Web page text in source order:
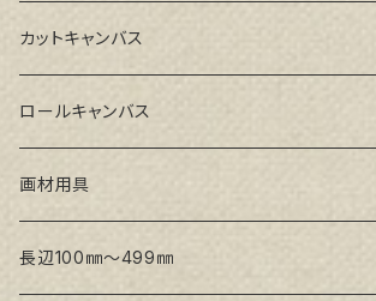
GAERA GLC(中目)
トークロ イエロー(中目)
トークロ 赤SP(中目)
Snow White SPC(中目)
Paulo木枠
ラワンパネル
シナパネル
カットキャンバス
GAERA F(中細目)
GAERA BA(中荒目)
Snow White SPC(中目)
ロールキャンバス
GAERA F(中細目) / BA(中荒目)
Snow White SLA(中目)
画材用具
長辺100㎜～499㎜